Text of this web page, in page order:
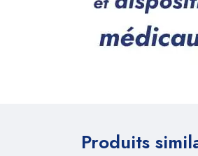
Produits